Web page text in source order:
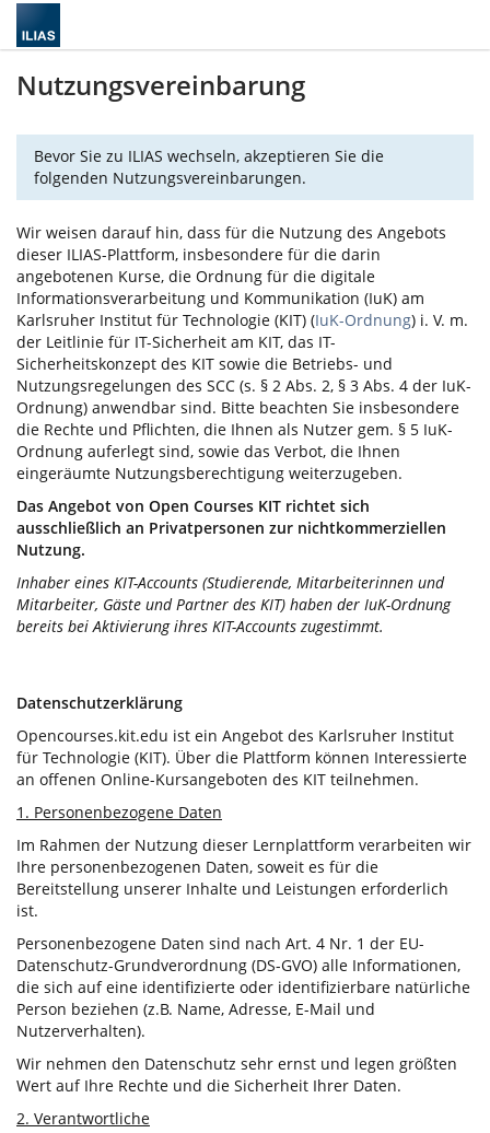
Nutzungsvereinbarung
Bevor Sie zu ILIAS wechseln, akzeptieren Sie die
folgenden Nutzungsvereinbarungen.
Wir weisen darauf hin, dass für die Nutzung des Angebots
dieser ILIAS-Plattform, insbesondere für die darin
angebotenen Kurse, die Ordnung für die digitale
Informationsverarbeitung und Kommunikation (IuK) am
Karlsruher Institut für Technologie (KIT) (IuK-Ordnung) i. V. m.
der Leitlinie für IT-Sicherheit am KIT, das IT-
Sicherheitskonzept des KIT sowie die Betriebs- und
Nutzungsregelungen des SCC (s. § 2 Abs. 2, § 3 Abs. 4 der IuK-
Ordnung) anwendbar sind. Bitte beachten Sie insbesondere
die Rechte und Pflichten, die Ihnen als Nutzer gem. § 5 IuK-
Ordnung auferlegt sind, sowie das Verbot, die Ihnen
eingeräumte Nutzungsberechtigung weiterzugeben.
Das Angebot von Open Courses KIT richtet sich
ausschließlich an Privatpersonen zur nichtkommerziellen
Nutzung.
Inhaber eines KIT-Accounts (Studierende, Mitarbeiterinnen und
Mitarbeiter, Gäste und Partner des KIT) haben der IuK-Ordnung
bereits bei Aktivierung ihres KIT-Accounts zugestimmt.
Datenschutzerklärung
Opencourses.kit.edu ist ein Angebot des Karlsruher Institut
für Technologie (KIT). Über die Plattform können Interessierte
an offenen Online-Kursangeboten des KIT teilnehmen.
1. Personenbezogene Daten
Im Rahmen der Nutzung dieser Lernplattform verarbeiten wir
Ihre personenbezogenen Daten, soweit es für die
Bereitstellung unserer Inhalte und Leistungen erforderlich
ist.
Personenbezogene Daten sind nach Art. 4 Nr. 1 der EU-
Datenschutz-Grundverordnung (DS-GVO) alle Informationen,
die sich auf eine identifizierte oder identifizierbare natürliche
Person beziehen (z.B. Name, Adresse, E-Mail und
Nutzerverhalten).
Wir nehmen den Datenschutz sehr ernst und legen größten
Wert auf Ihre Rechte und die Sicherheit Ihrer Daten.
2. Verantwortliche